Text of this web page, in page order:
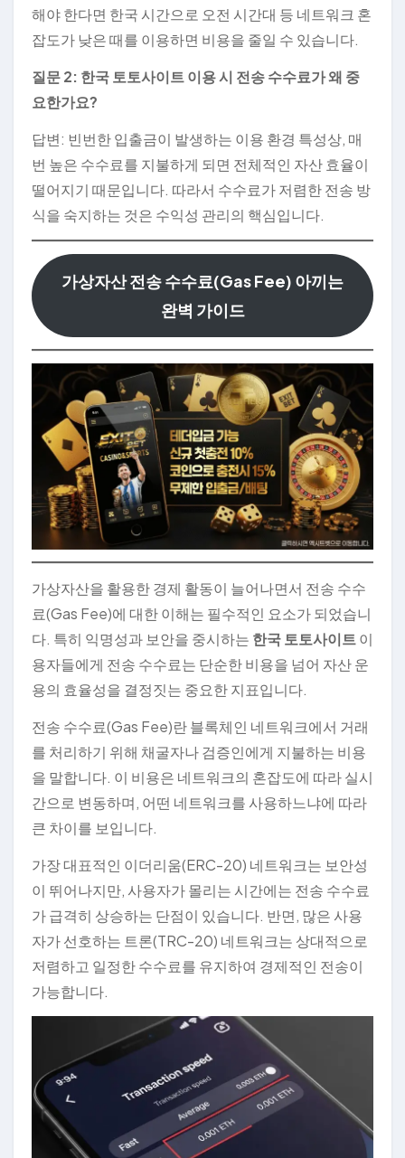
해야 한다면 한국 시간으로 오전 시간대 등 네트워크 혼
잡도가 낮은 때를 이용하면 비용을 줄일 수 있습니다.
질문 2: 한국 토토사이트 이용 시 전송 수수료가 왜 중
요한가요?
답변: 빈번한 입출금이 발생하는 이용 환경 특성상, 매
번 높은 수수료를 지불하게 되면 전체적인 자산 효율이
떨어지기 때문입니다. 따라서 수수료가 저렴한 전송 방
식을 숙지하는 것은 수익성 관리의 핵심입니다.
가상자산 전송 수수료(Gas Fee) 아끼는
완벽 가이드
가상자산을 활용한 경제 활동이 늘어나면서 전송 수수
료(Gas Fee)에 대한 이해는 필수적인 요소가 되었습니
다. 특히 익명성과 보안을 중시하는 한국 토토사이트이
용자들에게 전송 수수료는 단순한 비용을 넘어 자산 운
용의 효율성을 결정짓는 중요한 지표입니다.
전송 수수료(Gas Fee)란 블록체인 네트워크에서 거래
를 처리하기 위해 채굴자나 검증인에게 지불하는 비용
을 말합니다. 이 비용은 네트워크의 혼잡도에 따라 실시
간으로 변동하며, 어떤 네트워크를 사용하느냐에 따라
큰 차이를 보입니다.
가장 대표적인 이더리움(ERC-20) 네트워크는 보안성
이 뛰어나지만, 사용자가 몰리는 시간에는 전송 수수료
가 급격히 상승하는 단점이 있습니다. 반면, 많은 사용
자가 선호하는 트론(TRC-20) 네트워크는 상대적으로
저렴하고 일정한 수수료를 유지하여 경제적인 전송이
가능합니다.